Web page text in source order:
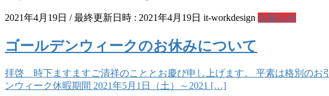
2021年4月19日 / 最終更新日時 : 2021年4月19日 it-workdesign お知らせ
ゴールデンウィークのお休みについて
拝啓 時下ますますご清祥のこととお慶び申し上げます。 平素は格別のお
ンウィーク休暇期間 2021年5月1日（土）～2021 […]